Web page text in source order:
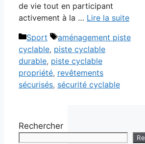
de vie tout en participant
activement à la … Lire la suite
Catégories
Sport Étiquettes
aménagement piste
cyclable, piste cyclable
durable, piste cyclable
propriété, revêtements
sécurisés, sécurité cyclable
Rechercher